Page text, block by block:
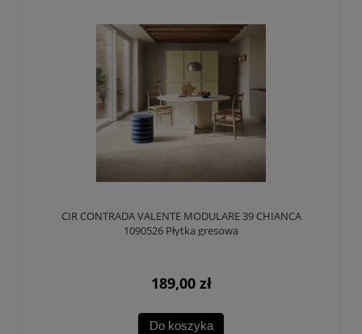
CIR CONTRADA VALENTE MODULARE 39 CHIANCA
1090526 Płytka gresowa
189,00 zł
Do koszyka